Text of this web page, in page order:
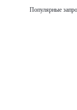
Популярные